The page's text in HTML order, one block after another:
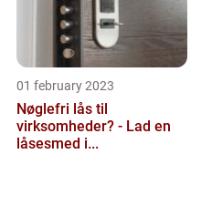
01 february 2023
Nøglefri lås til
virksomheder? - Lad en
låsesmed i...